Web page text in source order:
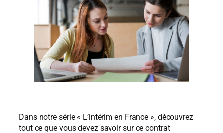
Dans notre série « L’intérim en France », découvrez
tout ce que vous devez savoir sur ce contrat